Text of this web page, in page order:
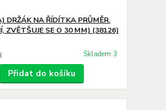
DRŽÁK NA ŘÍDÍTKA PRŮMĚR.
ZVĚTŠUJE SE O 30 MM) (38126)
Skladem 3
Přidat do košíku